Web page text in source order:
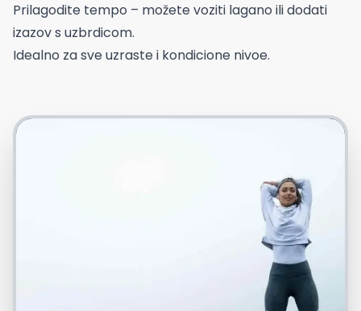
Prilagodite tempo – možete voziti lagano ili dodati
izazov s uzbrdicom.
Idealno za sve uzraste i kondicione nivoe.